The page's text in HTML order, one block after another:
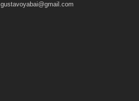
gustavoyabai@gmail.com